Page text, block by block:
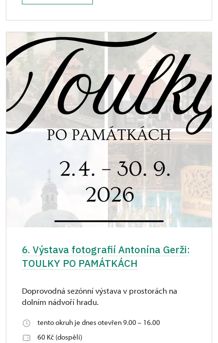
6. Výstava fotografií Antonína Gerži:
TOULKY PO PAMÁTKÁCH
Doprovodná sezónní výstava v prostorách na
dolním nádvoří hradu.
tento okruh je dnes otevřen 9.00 – 16.00
60 Kč (dospělí)